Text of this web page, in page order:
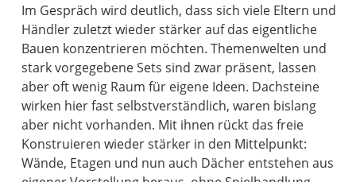
Im Gespräch wird deutlich, dass sich viele Eltern und
Händler zuletzt wieder stärker auf das eigentliche
Bauen konzentrieren möchten. Themenwelten und
stark vorgegebene Sets sind zwar präsent, lassen
aber oft wenig Raum für eigene Ideen. Dachsteine
wirken hier fast selbstverständlich, waren bislang
aber nicht vorhanden. Mit ihnen rückt das freie
Konstruieren wieder stärker in den Mittelpunkt:
Wände, Etagen und nun auch Dächer entstehen aus